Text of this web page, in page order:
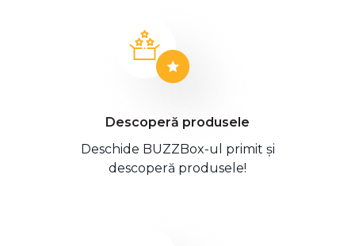
Descoperă produsele
Deschide BUZZBox-ul primit și
descoperă produsele!